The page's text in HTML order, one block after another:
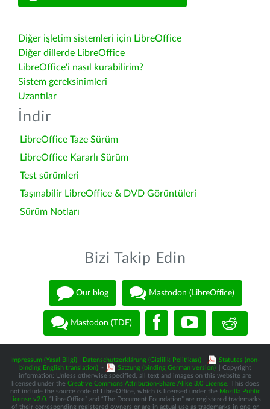
Diğer işletim sistemleri için LibreOffice
Diğer dillerde LibreOffice
LibreOffice'i nasıl kurabilirim?
Sistem gereksinimleri
Uzantılar
İndir
LibreOffice Taze Sürüm
LibreOffice Kararlı Sürüm
Test sürümleri
Taşınabilir LibreOffice & DVD Görüntüleri
Sürüm Notları
Bizi Takip Edin
Our blog Mastodon (LibreOffice)
Mastodon (TDF)
Impressum (Yasal Bilgi) Datenschutzerklärung (Gizlilik Politikası)
Statutes (non-
binding English translation) - Satzung (binding German version)
| Copyright
information: Unless otherwise specified, all text and images on this website are
licensed under the Creative Commons Attribution-Share Alike 3.0 License. This does
not include the source code of LibreOffice, which is licensed under the Mozilla Public
License v2.0 . “LibreOffice” and “The Document Foundation” are registered trademarks
of their corresponding registered owners or are in actual use as trademarks in one or